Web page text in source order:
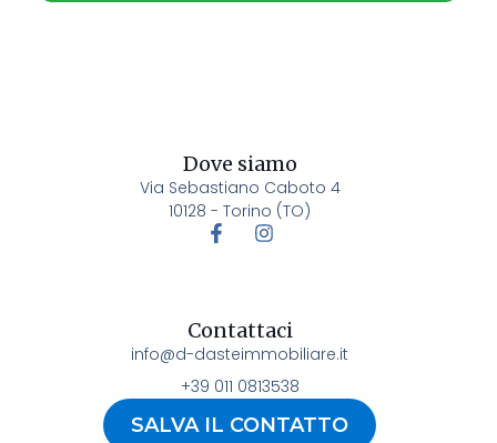
Dove siamo
Via Sebastiano Caboto 4
10128 - Torino (TO)
Contattaci
info@d-dasteimmobiliare.it
+39 011 0813538
SALVA IL CONTATTO